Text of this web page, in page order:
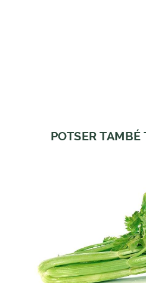
POTSER